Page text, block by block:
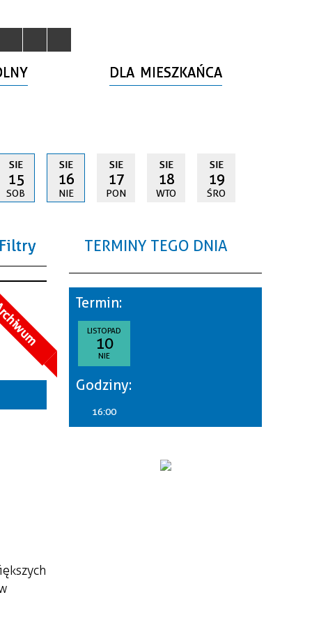
DLA MIESZKAŃCA
SIE
15
SOB
SIE
16
NIE
SIE
17
PON
SIE
18
WTO
SIE
19
ŚRO
—
TERMINY TEGO DNIA
Termin:
LISTOPAD
10
NIE
Godziny:
16:00